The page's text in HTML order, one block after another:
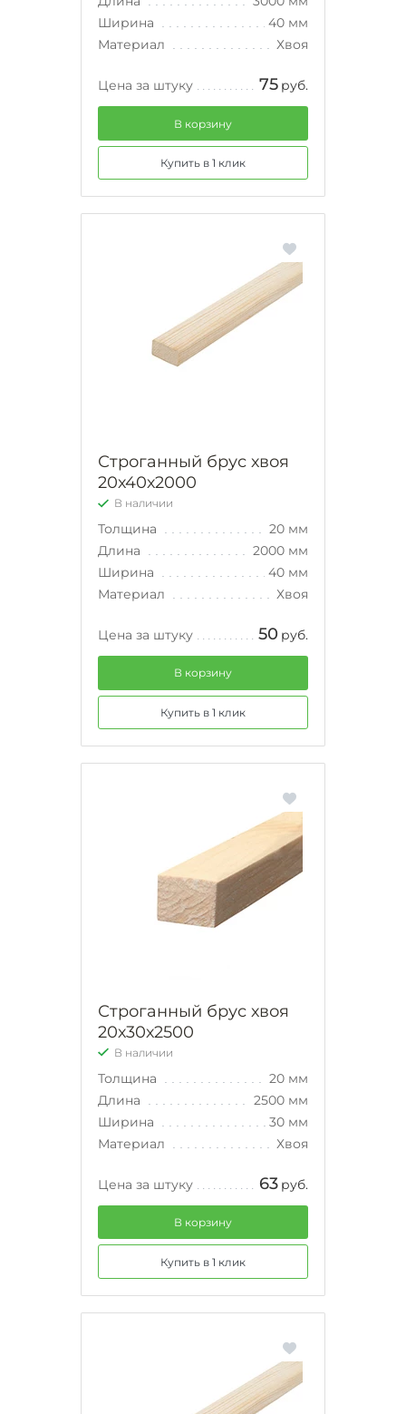
Ширина
40 мм
Материал
Хвоя
Цена за штуку 75 руб.
В корзину
Купить в 1 клик
Строганный брус хвоя
20х40х2000
В наличии
Толщина
20 мм
Длина
2000 мм
Ширина
40 мм
Материал
Хвоя
Цена за штуку 50 руб.
В корзину
Купить в 1 клик
Строганный брус хвоя
20х30х2500
В наличии
Толщина
20 мм
Длина
2500 мм
Ширина
30 мм
Материал
Хвоя
Цена за штуку 63 руб.
В корзину
Купить в 1 клик